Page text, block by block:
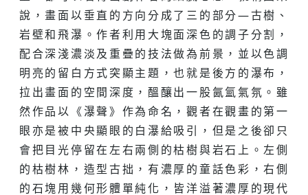
說，畫面以垂直的方向分成了三的部分—古樹、
岩壁和飛瀑。作者利用大塊面深色的調子分割，
配合深淺濃淡及重疊的技法做為前景，並以色調
明亮的留白方式突顯主題，也就是後方的瀑布，
拉出畫面的空間深度，醞釀出一股氤氳氣氛。雖
然作品以《瀑聲》作為命名，觀者在觀畫的第一
眼亦是被中央顯眼的白瀑給吸引，但是之後卻只
會把目光停留在左右兩側的枯樹與岩石上。左側
的枯樹林，造型古拙，有濃厚的童話色彩，右側
的石塊用幾何形體單純化，皆洋溢著濃厚的現代